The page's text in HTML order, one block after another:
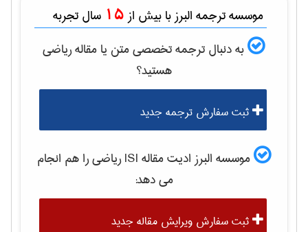
موسسه ترجمه البرز با بیش از 15 سال تجربه
به دنبال ترجمه تخصصی متن یا مقالهرياضی
هستید؟
ثبت سفارش ترجمه جدید
موسسه البرز ادیت مقاله ISI رياضیرا هم انجام
می دهد:
ثبت سفارش ویرایش مقاله جدید